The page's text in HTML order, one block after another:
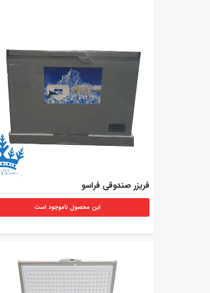
فریزر صندوقی فراسو
این محصول ناموجود است